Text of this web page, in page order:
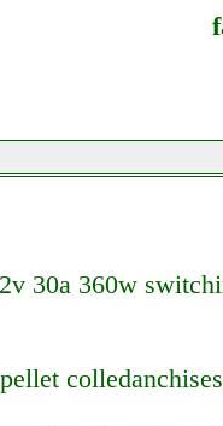
30a 360w